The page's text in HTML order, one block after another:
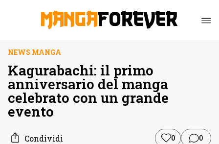
NEWS MANGA
Kagurabachi: il primo
anniversario del manga
celebrato con un grande
evento
Condividi 0 0